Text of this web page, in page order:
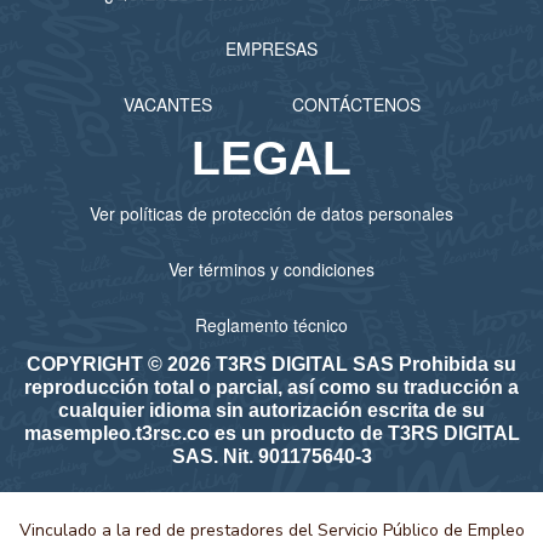
Aproa Consulting S.A.S
Arcos Dorados Colombia S.A.S.
B. BRAUN MEDICAL S.A.
BANCO BILBAO VIZCAYA ARGENTARIA COLOMBIA
S.A. - BBVA COLOMBIA
BANCO DE BOGOTA
BANCO DE OCCIDENTE S.A.
EMPRESAS
VACANTES CONTÁCTENOS
LEGAL
Ver políticas de protección de datos personales
Ver términos y condiciones
Reglamento técnico
COPYRIGHT © 2026 T3RS DIGITAL SAS Prohibida su
reproducción total o parcial, así como su traducción a
cualquier idioma sin autorización escrita de su
masempleo.t3rsc.co es un producto de T3RS DIGITAL
SAS. Nit. 901175640-3
Vinculado a la red de prestadores del Servicio Público de Empleo